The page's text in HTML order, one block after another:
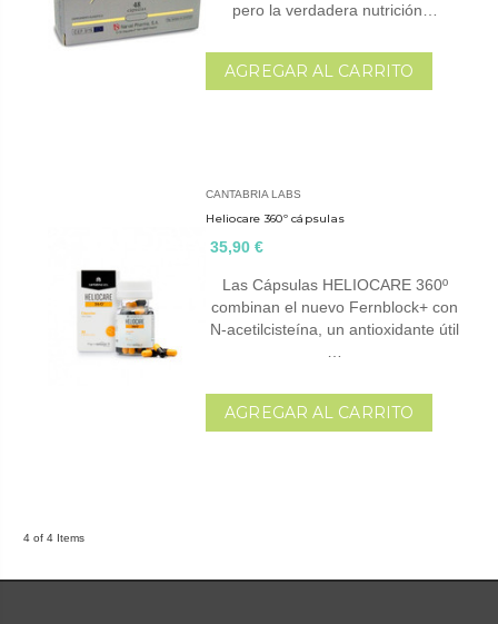
pero la verdadera nutrición…
AGREGAR AL CARRITO
CANTABRIA LABS
Heliocare 360º cápsulas
35,90 €
Las Cápsulas HELIOCARE 360º
combinan el nuevo Fernblock+ con
N-acetilcisteína, un antioxidante útil
AGREGAR AL CARRITO
4 of 4 Items